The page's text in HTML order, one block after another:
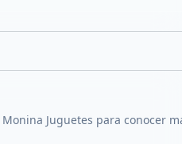
Monina Juguetes para conocer